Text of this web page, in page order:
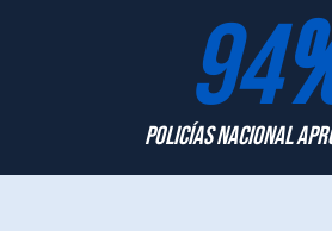
94
Policías Nacional